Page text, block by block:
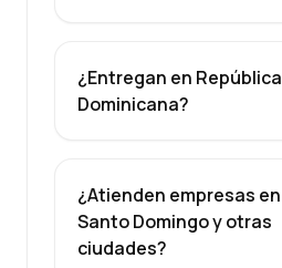
¿Entregan en República
Dominicana?
¿Atienden empresas en
Santo Domingo y otras
ciudades?